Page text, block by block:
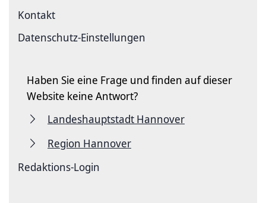
Kontakt
Datenschutz-Einstellungen
Haben Sie eine Frage und finden auf dieser
Website keine Antwort?
Landeshauptstadt Hannover
Region Hannover
Redaktions-Login